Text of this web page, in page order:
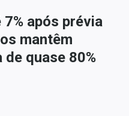
após prévia
mantêm
quase 80%